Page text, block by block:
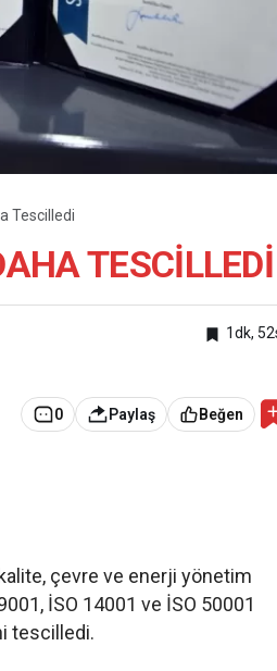
Tescilledi
TESCILLEDI
1dk,
0 Paylaş Beğen
çevre ve enerji yönetim
İSO 14001 ve İSO 50001
tescilledi.